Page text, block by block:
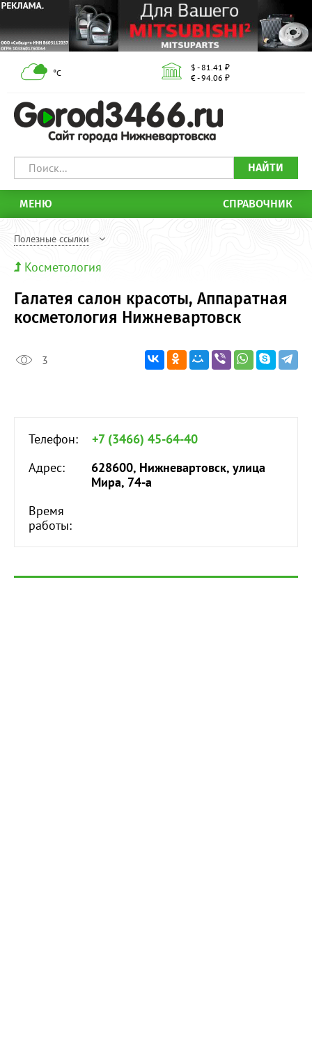
°С
$ - 81.41 ₽
€ - 94.06 ₽
НАЙТИ
МЕНЮ СПРАВОЧНИК
Полезные ссылки
Косметология
Галатея салон красоты, Аппаратная
косметология Нижневартовск
3
Телефон:
+7 (3466) 45-64-40
Адрес:
628600, Нижневартовск, улица
Мира, 74-а
Время
работы: